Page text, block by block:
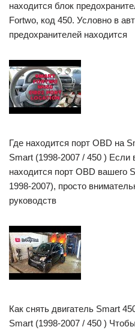
находится блок
Fortwo, код 450. Условно в
предохранителей находится
Где находится порт OBD на
Smart (1998-2007 / 450 ) Если
находится порт OBD вашего
1998-2007), просто
руководств
Как снять двигатель Smart
Smart (1998-2007 / 450 )